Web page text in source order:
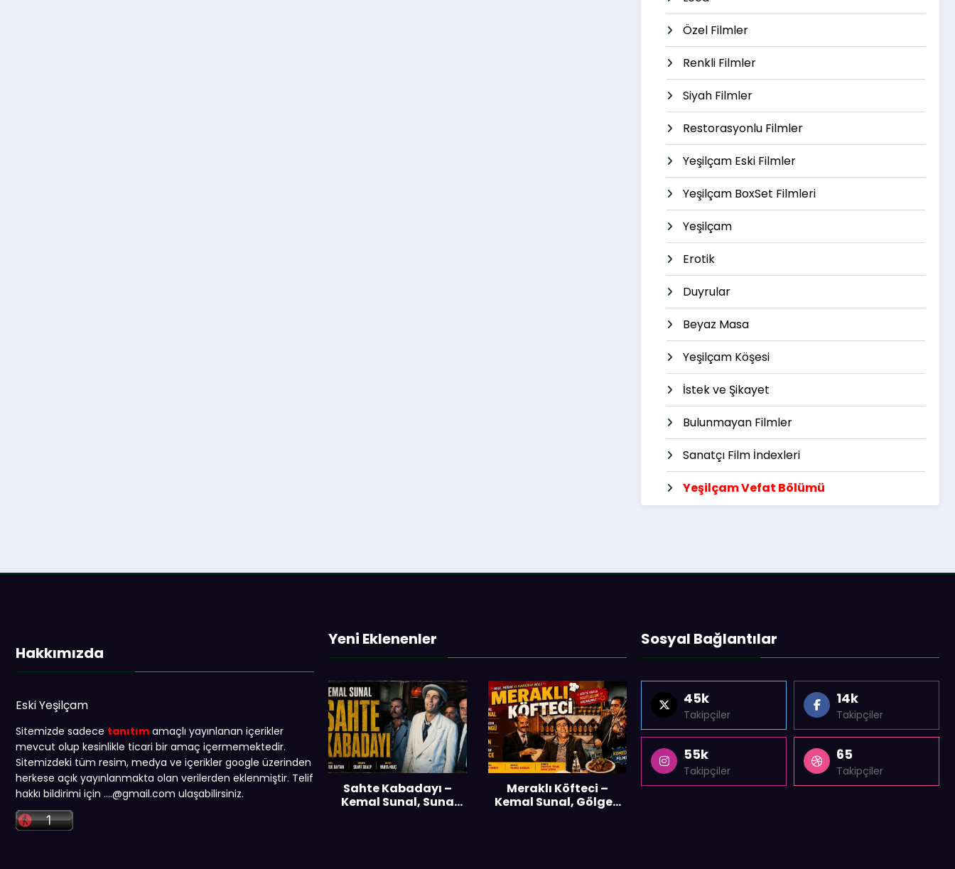
Özel Filmler
Renkli Filmler
Siyah Filmler
Restorasyonlu Filmler
Yeşilçam Eski Filmler
Yeşilçam BoxSet Filmleri
Yeşilçam
Erotik
Duyrular
Beyaz Masa
Yeşilçam Köşesi
İstek ve Şikayet
Bulunmayan Filmler
Sanatçı Film İndexleri
Yeşilçam Vefat Bölümü
Hakkımızda
Eski Yeşilçam
Sitemizde sadece tanıtım amaçlı yayınlanan içerikler
mevcut olup kesinlikle ticari bir amaç içermemektedir.
Sitemizdeki tüm resim, medya ve içerikler google üzerinden
herkese açık yayınlanmakta olan verilerden eklenmiştir. Telif
hakkı bildirimi için ….@gmail.com ulaşabilirsiniz.
Yeni Eklenenler
Sahte Kabadayı –
Kemal Sunal, Suna
Meraklı Köfteci –
Kemal Sunal, Gölgen
Sosyal Bağlantılar
45k
Takipçiler
14k
Takipçiler
55k
Takipçiler
65
Takipçiler